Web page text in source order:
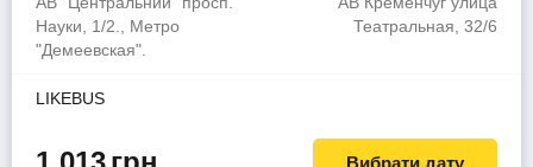
Науки, 1/2., Метро
"Демеевская".
Театральная, 32/6
LIKEBUS
Вибрати дату